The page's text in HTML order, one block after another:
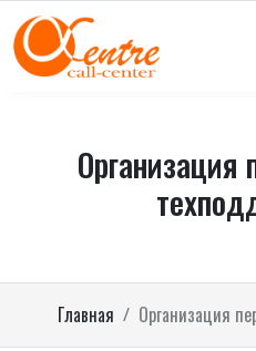
Организация
Главная Организация